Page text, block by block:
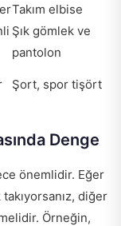
Takım elbise
Şık gömlek ve
pantolon
Şort, spor tişört
Denge
önemlidir. Eğer
diğer
Örneğin,